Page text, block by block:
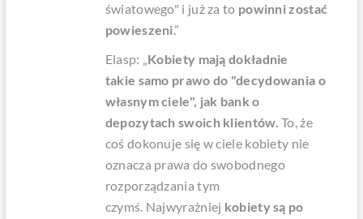
światowego" i już za to powinni zostać
powieszeni.”
Elasp: „Kobiety mają dokładnie
takie samo prawo do "decydowania o
własnym ciele", jak bank o
depozytach swoich klientów. To, że
coś dokonuje się w ciele kobiety nie
oznacza prawa do swobodnego
rozporządzania tym
czymś. Najwyrażniej kobiety są po